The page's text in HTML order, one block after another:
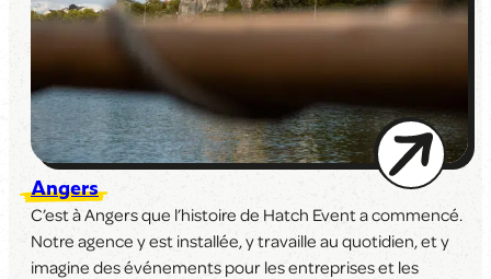
Angers
C’est à Angers que l’histoire de Hatch Event a commencé.
Notre agence y est installée, y travaille au quotidien, et y
imagine des événements pour les entreprises et les